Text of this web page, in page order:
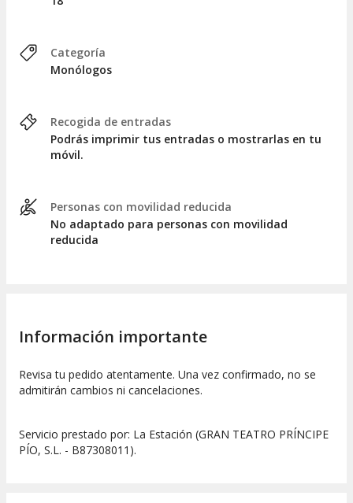
No dejes pasar la oportunidad de disfrutar de uno de los
esta será la última vez que
divertida y honesta sobre la vida. ¡Hazte con tu entrada y vive
Categoría
Monólogos
Recogida de entradas
Podrás imprimir tus entradas o mostrarlas en tu
móvil.
Personas con movilidad reducida
No adaptado para personas con movilidad
reducida
Información importante
Revisa tu pedido atentamente. Una vez confirmado, no se
admitirán cambios ni cancelaciones.
Servicio prestado por: La Estación (GRAN TEATRO PRÍNCIPE
PÍO, S.L. - B87308011).